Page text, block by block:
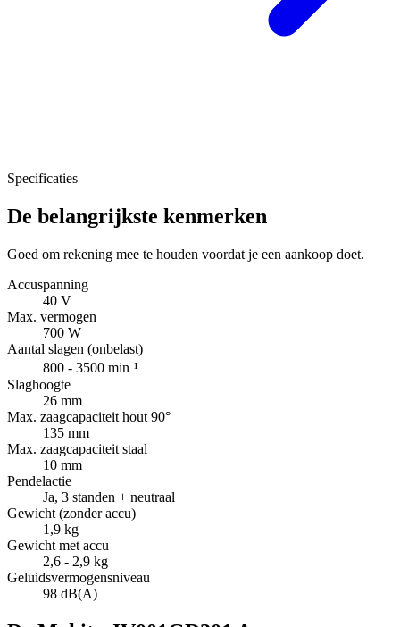
Specificaties
De belangrijkste kenmerken
Goed om rekening mee te houden voordat je een aankoop doet.
Accuspanning
40 V
Max. vermogen
700 W
Aantal slagen (onbelast)
800 - 3500 min⁻¹
Slaghoogte
26 mm
Max. zaagcapaciteit hout 90°
135 mm
Max. zaagcapaciteit staal
10 mm
Pendelactie
Ja, 3 standen + neutraal
Gewicht (zonder accu)
1,9 kg
Gewicht met accu
2,6 - 2,9 kg
Geluidsvermogensniveau
98 dB(A)